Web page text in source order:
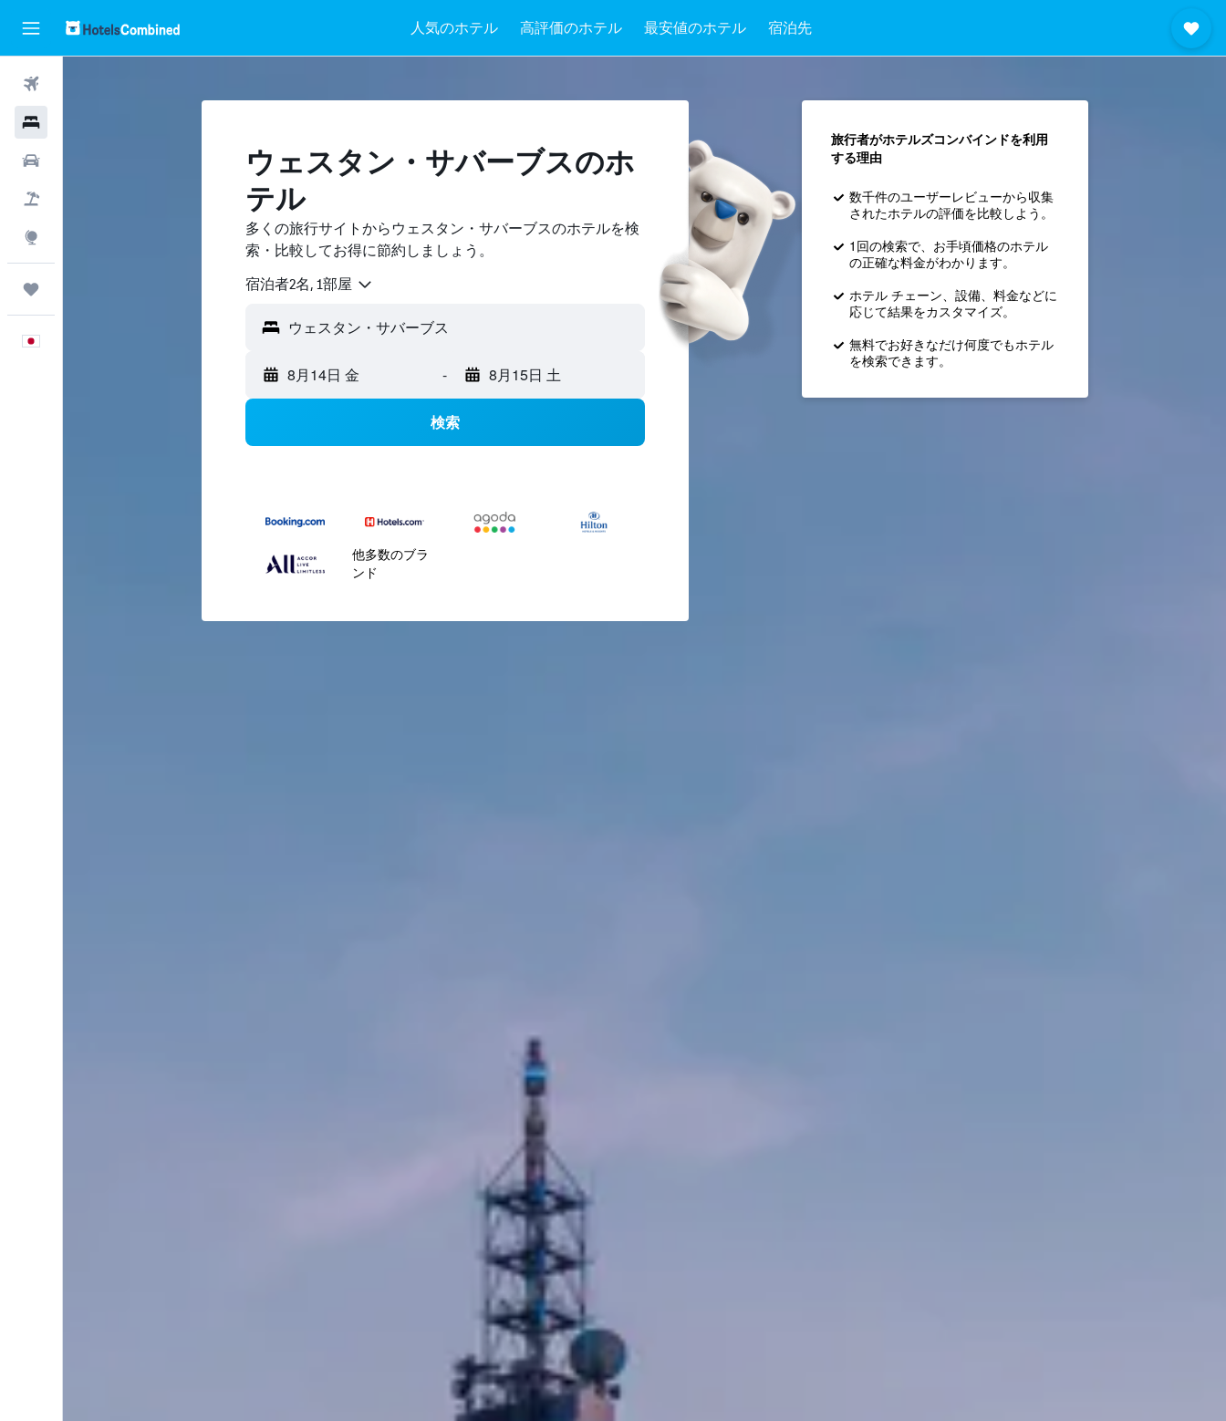
人気のホテル 高評価のホテル 最安値のホテル 宿泊先
ウェスタン・サバーブスのホ
テル
多くの旅行サイトからウェスタン・サバーブスのホテルを検
索・比較してお得に節約しましょう。
宿泊者2名, 1​部屋
8月14日 金 - 8月15日 土
検索
他多数のブラ
ンド
旅行者がホテルズコンバインド​を利用
する理由
数千件のユーザーレビューから収集
されたホテルの評価を比較しよう。
1回の検索で、お手頃価格のホテル
の正確な料金がわかります。
ホテル チェーン、設備、料金などに
応じて結果をカスタマイズ。
無料でお好きなだけ何度でもホテル
を検索できます。